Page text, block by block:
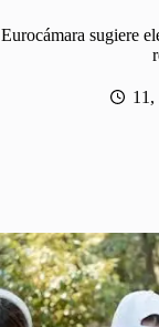
Eurocámara sugiere
11,